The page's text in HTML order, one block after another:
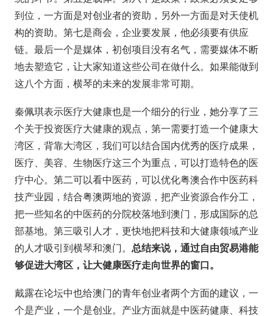
到位，一方面是对创业者的资助，另外一方面是对天使机
构的资助。第七是商会，企业要发展，他必须要有供应
链。最后一个是媒体，初创项目没有名气，需要媒体不断
地去塑造它，让大家知道这些公司在做什么。如果能做到
这八个方面，横琴的未来的发展非常可期。
秦佩琪表示医疗大健康也是一个细分的行业，她分享了三
个关于投资医疗大健康的观点，第一需要打造一个健康大
湾区，背靠大湾区，我们可以结合国内优秀的医疗成果，
医疗、美容、生物医疗这三个为重点，可以打造特色的医
疗中心。第二可以看中医药，可以优化粤澳合作中医药科
技产业园，结合粤澳两地的资源，把产业资源合作分工，
把一些知名的中医药的分院校落地到澳门，形成国际的总
部基地。第三吸引人才，更快地把科技和大健康领域产业
的人才吸引到横琴和澳门。 总结来说，通过自由贸易港能
够促进大湾区，让大健康医疗走向世界的窗口。
戴露在论坛中也给澳门的青年创业者两个方面的建议，一
个是产业，一个是创业。产业方面就是中医药健康、科技